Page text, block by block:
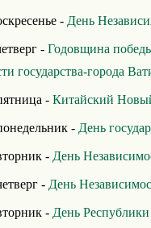
- День
- Годовщина
государства-города
- Китайский
- День
- День
- День
- День